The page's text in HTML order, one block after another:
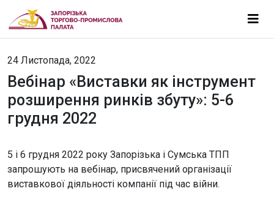
24 Листопада, 2022
Вебінар «Виставки як інструмент
розширення ринків збуту»: 5-6
грудня 2022
5 і 6 грудня 2022 року Запорізька і Сумська ТПП
запрошують на вебінар, присвячений організації
виставкової діяльності компанії під час війни.